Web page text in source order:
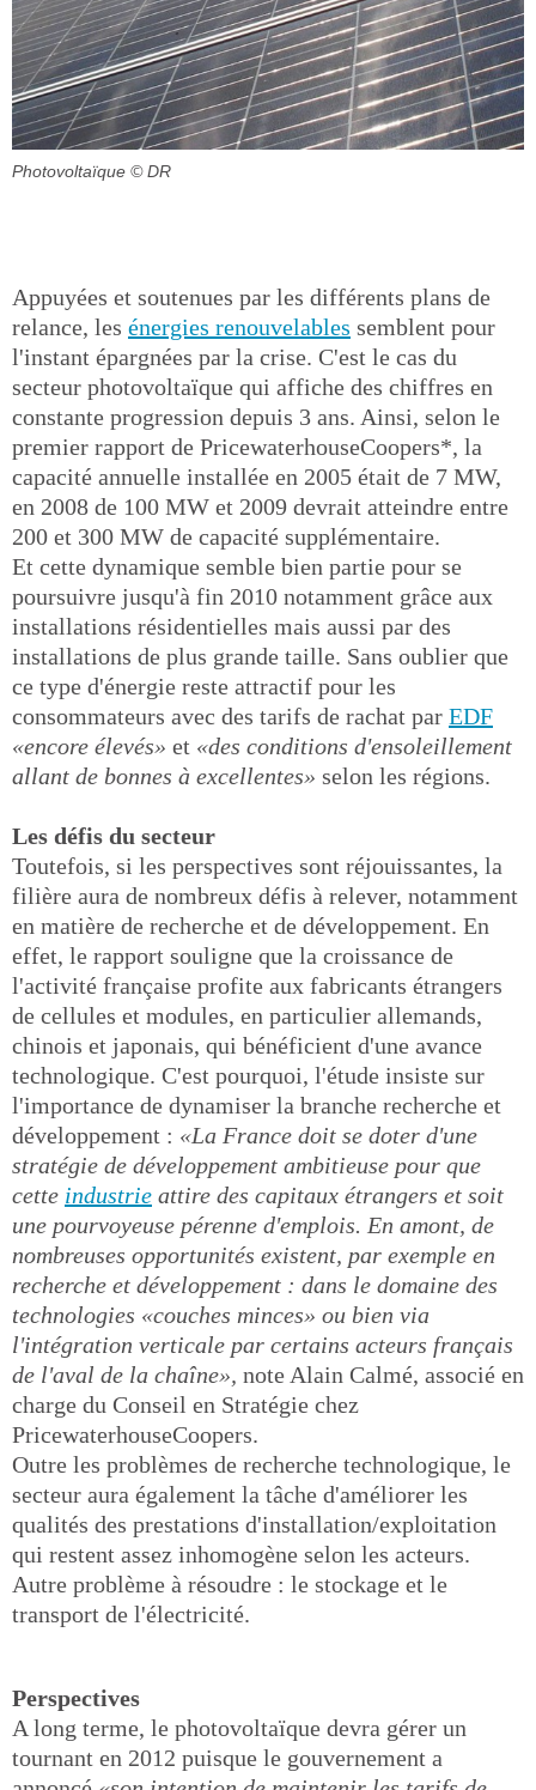
Photovoltaïque © DR
Appuyées et soutenues par les différents plans de
relance, les énergies renouvelables semblent pour
l'instant épargnées par la crise. C'est le cas du
secteur photovoltaïque qui affiche des chiffres en
constante progression depuis 3 ans. Ainsi, selon le
premier rapport de PricewaterhouseCoopers*, la
capacité annuelle installée en 2005 était de 7 MW,
en 2008 de 100 MW et 2009 devrait atteindre entre
200 et 300 MW de capacité supplémentaire.
Et cette dynamique semble bien partie pour se
poursuivre jusqu'à fin 2010 notamment grâce aux
installations résidentielles mais aussi par des
installations de plus grande taille. Sans oublier que
ce type d'énergie reste attractif pour les
consommateurs avec des tarifs de rachat par EDF
«encore élevés» et «des conditions d'ensoleillement
allant de bonnes à excellentes» selon les régions.
Les défis du secteur
Toutefois, si les perspectives sont réjouissantes, la
filière aura de nombreux défis à relever, notamment
en matière de recherche et de développement. En
effet, le rapport souligne que la croissance de
l'activité française profite aux fabricants étrangers
de cellules et modules, en particulier allemands,
chinois et japonais, qui bénéficient d'une avance
technologique. C'est pourquoi, l'étude insiste sur
l'importance de dynamiser la branche recherche et
développement : «La France doit se doter d'une
stratégie de développement ambitieuse pour que
cette industrie attire des capitaux étrangers et soit
une pourvoyeuse pérenne d'emplois. En amont, de
nombreuses opportunités existent, par exemple en
recherche et développement : dans le domaine des
technologies «couches minces» ou bien via
l'intégration verticale par certains acteurs français
de l'aval de la chaîne», note Alain Calmé, associé en
charge du Conseil en Stratégie chez
PricewaterhouseCoopers.
Outre les problèmes de recherche technologique, le
secteur aura également la tâche d'améliorer les
qualités des prestations d'installation/exploitation
qui restent assez inhomogène selon les acteurs.
Autre problème à résoudre : le stockage et le
transport de l'électricité.
Perspectives
A long terme, le photovoltaïque devra gérer un
tournant en 2012 puisque le gouvernement a